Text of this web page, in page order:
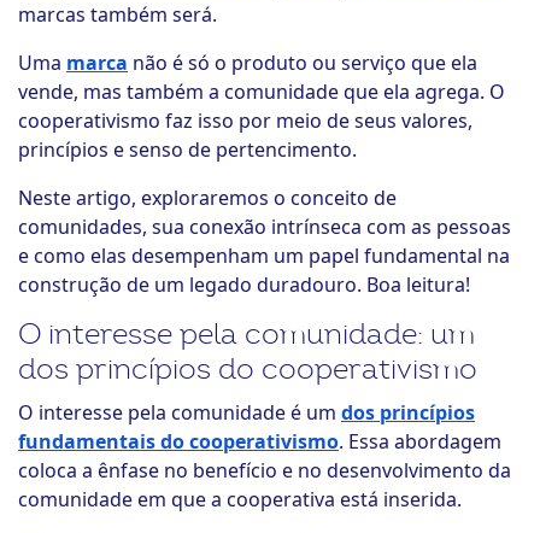
marcas também será.
Uma marca não é só o produto ou serviço que ela
vende, mas também a comunidade que ela agrega. O
cooperativismo faz isso por meio de seus valores,
princípios e senso de pertencimento.
Neste artigo, exploraremos o conceito de
comunidades, sua conexão intrínseca com as pessoas
e como elas desempenham um papel fundamental na
construção de um legado duradouro. Boa leitura!
O interesse pela comunidade: um
dos princípios do cooperativismo
O interesse pela comunidade é um dos princípios
fundamentais do cooperativismo. Essa abordagem
coloca a ênfase no benefício e no desenvolvimento da
comunidade em que a cooperativa está inserida.